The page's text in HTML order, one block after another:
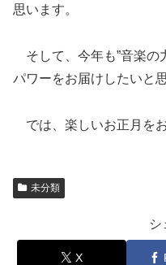
思います。
そして、今年も”音楽の
パワーをお届けしたいと
では、楽しいお正月を
未分類
シ
X